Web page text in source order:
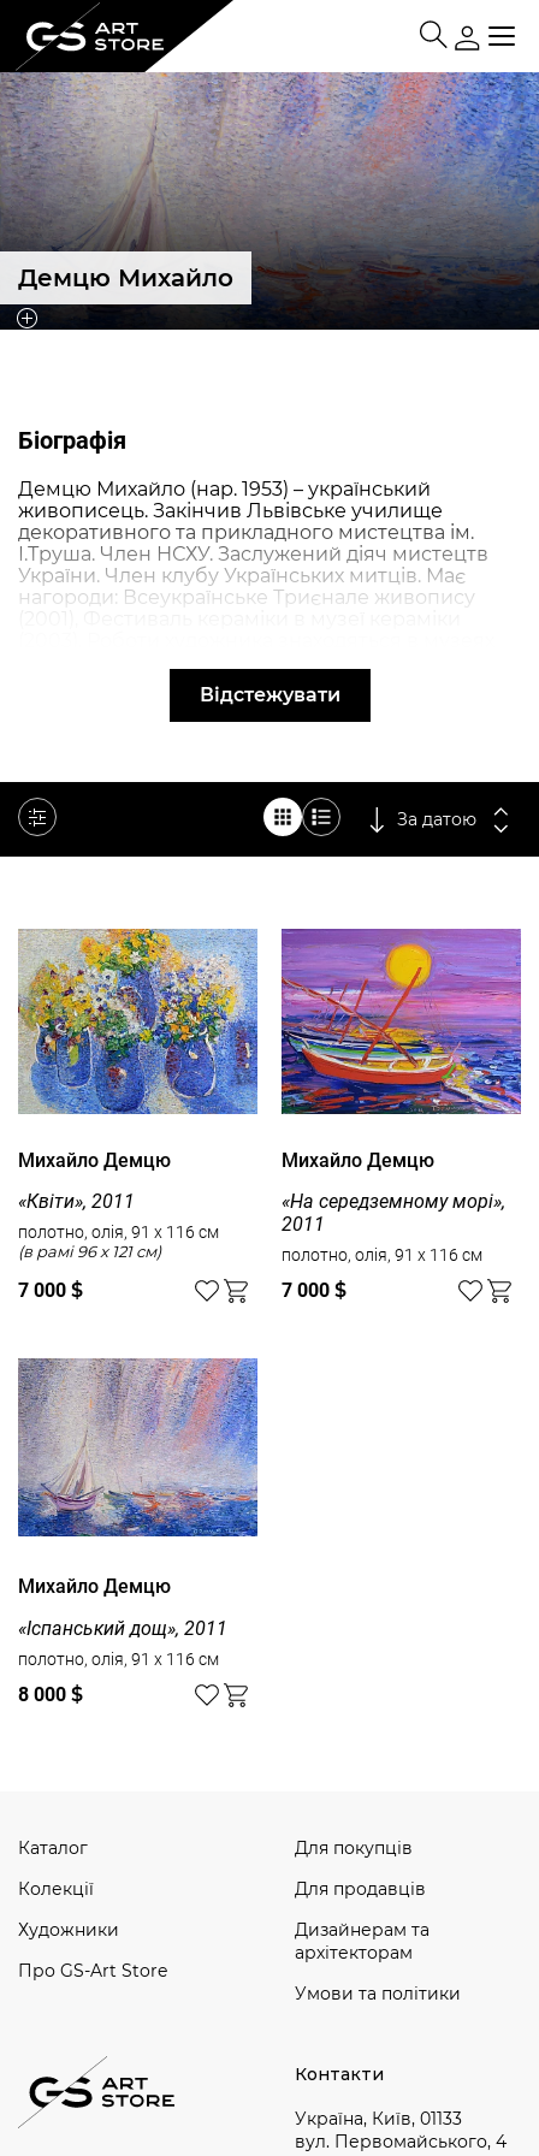
Демцю Михайло
Біографія
Демцю Михайло (нар. 1953) – український
живописець. Закінчив Львівське училище
декоративного та прикладного мистецтва ім.
І.Труша. Член НСХУ. Заслужений діяч мистецтв
України. Член клубу Українських митців. Має
нагороди: Всеукраїнське Триєнале живопису
Відстежувати
За датою
Михайло Демцю
«Квіти», 2011
полотно, олія, 91 x 116 см
(в рамі 96 x 121 см)
7 000 $
Михайло Демцю
«На середземному морі»,
2011
полотно, олія, 91 x 116 см
7 000 $
Михайло Демцю
«Іспанський дощ», 2011
полотно, олія, 91 x 116 см
8 000 $
Контакти
Україна, Київ, 01133
вул. Первомайського, 4
Каталог
Колекції
Художники
Про GS-Art Store
Для покупців
Для продавців
Дизайнерам та
архітекторам
Умови та політики